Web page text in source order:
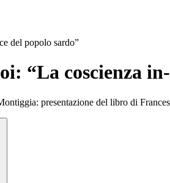
del popolo sardo”
“La coscienza
presentazione del libro di